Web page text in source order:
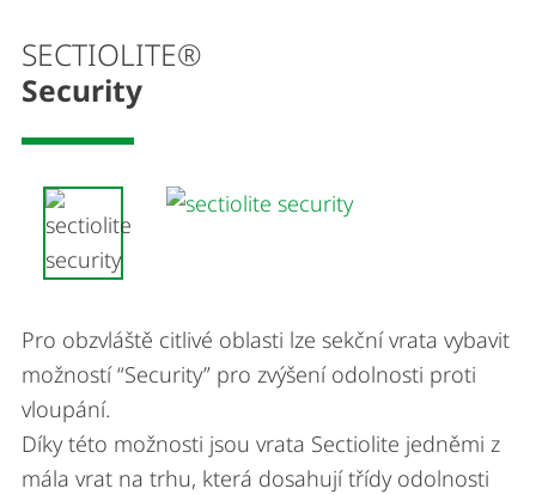
SECTIOLITE®
Security
Pro obzvláště citlivé oblasti lze sekční vrata vybavit
možností “Security” pro zvýšení odolnosti proti
vloupání.
Díky této možnosti jsou vrata Sectiolite jedněmi z
mála vrat na trhu, která dosahují třídy odolnosti